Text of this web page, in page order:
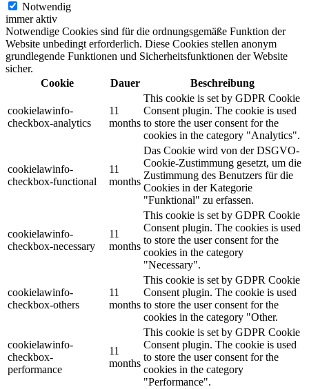
Notwendig
immer aktiv
Notwendige Cookies sind für die ordnungsgemäße Funktion der
Website unbedingt erforderlich. Diese Cookies stellen anonym
grundlegende Funktionen und Sicherheitsfunktionen der Website
sicher.
Cookie
Dauer Beschreibung
cookielawinfo-
checkbox-analytics
11
months
This cookie is set by GDPR Cookie
Consent plugin. The cookie is used
to store the user consent for the
cookies in the category "Analytics".
cookielawinfo-
checkbox-functional
11
months
Das Cookie wird von der DSGVO-
Cookie-Zustimmung gesetzt, um die
Zustimmung des Benutzers für die
Cookies in der Kategorie
"Funktional" zu erfassen.
cookielawinfo-
checkbox-necessary
11
months
This cookie is set by GDPR Cookie
Consent plugin. The cookies is used
to store the user consent for the
cookies in the category
"Necessary".
cookielawinfo-
checkbox-others
11
months
This cookie is set by GDPR Cookie
Consent plugin. The cookie is used
to store the user consent for the
cookies in the category "Other.
cookielawinfo-
checkbox-
performance
11
months
This cookie is set by GDPR Cookie
Consent plugin. The cookie is used
to store the user consent for the
cookies in the category
"Performance".